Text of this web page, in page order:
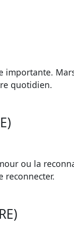
importante.
quotidien.
ou la
reconnecter.